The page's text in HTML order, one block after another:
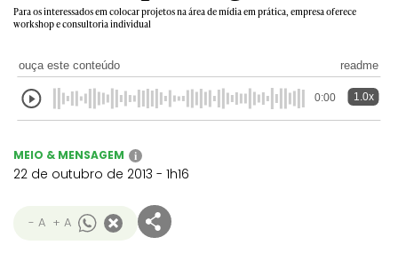
Para os interessados em colocar projetos na área de mídia em prática, empresa oferece
workshop e consultoria individual
ouça este conteúdo readme
0:00 1.0x
MEIO & MENSAGEM i
22 de outubro de 2013 - 1h16
- A + A